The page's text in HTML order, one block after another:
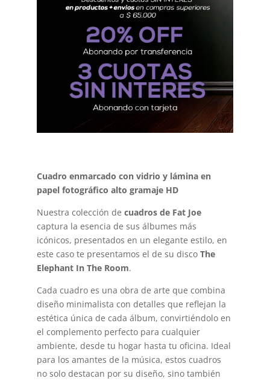
Cuadro enmarcado con vidrio y lámina en
papel fotográfico alto gramaje HD
Nuestra colección de cuadros de Fat Joe
captura la esencia de sus álbumes más
icónicos, presentados en un elegante estilo, en
este caso te presentamos el de su disco The
Elephant In The Room.
Cada cuadro es una obra de arte que combina
diseño minimalista con detalles que reflejan la
estética única de cada álbum, convirtiéndolo en
el complemento perfecto para cualquier
ambiente, desde tu hogar hasta tu oficina. Ideal
para los amantes de la música, estos cuadros
no solo destacan por su diseño, sino también